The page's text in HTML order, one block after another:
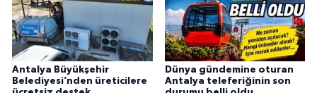
Antalya Büyükşehir
Belediyesi’nden üreticilere
Dünya gündemine oturan
Antalya teleferiğinin son